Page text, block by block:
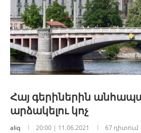
Հայ գերիներին
արձակելու կոչ
aliq 20:00 | 11.06.2021 67 դիտում